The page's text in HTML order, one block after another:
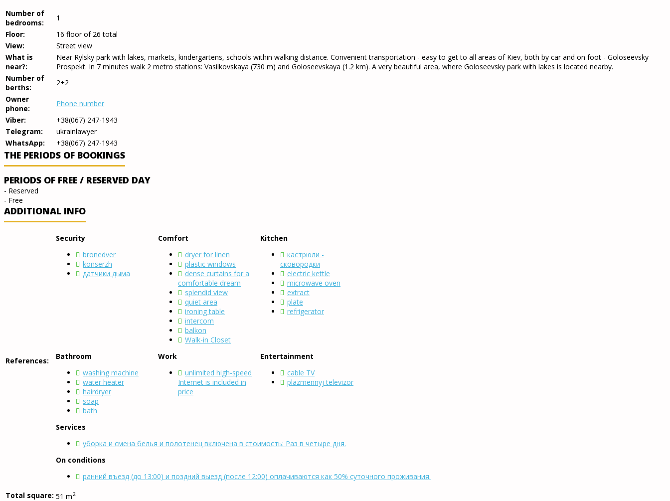
Number of
bedrooms:
1
Floor:
16 floor of 26 total
View:
Street view
What is
near?:
Near Rylsky park with lakes, markets, kindergartens, schools within walking distance. Convenient transportation - easy to get to all areas of Kiev, both by car and on foot - Goloseevsky
Prospekt. In 7 minutes walk 2 metro stations: Vasilkovskaya (730 m) and Goloseevskaya (1.2 km). A very beautiful area, where Goloseevsky park with lakes is located nearby.
Number of
berths:
2+2
Owner
phone:
Phone number
Viber:
+38(067) 247-1943
Telegram:
ukrainlawyer
WhatsApp:
+38(067) 247-1943
THE PERIODS OF BOOKINGS
PERIODS OF FREE / RESERVED DAY
- Reserved
- Free
ADDITIONAL INFO
References:
Security
bronedver
konserzh
датчики дыма
Comfort
dryer for linen
plastic windows
dense curtains for a
comfortable dream
splendid view
quiet area
ironing table
intercom
balkon
Walk-in Closet
Kitchen
кастрюли -
сковородки
electric kettle
microwave oven
extract
plate
refrigerator
Bathroom
washing machine
water heater
hairdryer
soap
bath
Work
unlimited high-speed
Internet is included in
price
Entertainment
cable TV
plazmennyj televizor
Services
уборка и смена белья и полотенец включена в стоимость: Раз в четыре дня.
On conditions
ранний въезд (до 13:00) и поздний выезд (после 12:00) оплачиваются как 50% суточного проживания.
Total square: 51 m2